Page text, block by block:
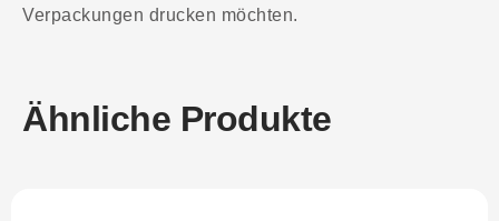
Verpackungen drucken möchten.
Ähnliche Produkte